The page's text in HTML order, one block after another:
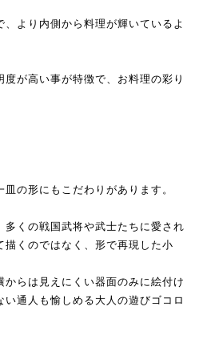
より内側から料理が輝いているよ
が高い事が特徴で、お料理の彩り
の形にもこだわりがあります。
多くの戦国武将や武士たちに愛され
描くのではなく、形で再現した小
らは見えにくい器面のみに絵付け
通人も愉しめる大人の遊びゴコロ